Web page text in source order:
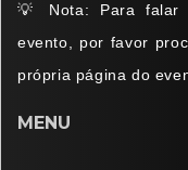
💡 Nota: Para falar
evento, por favor
própria página do
MENU